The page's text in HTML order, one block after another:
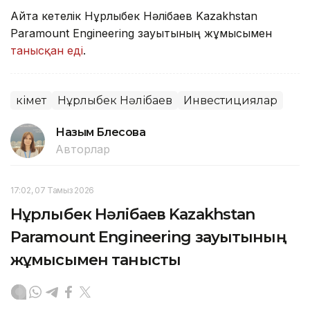
Айта кетелік Нұрлыбек Нәлібаев Kazakhstan
Paramount Engineering зауытының жұмысымен
танысқан еді.
Үкімет Нұрлыбек Нәлібаев Инвестициялар
Назым Бөлесова
Авторлар
17:02, 07 Тамыз 2026
Нұрлыбек Нәлібаев Kazakhstan
Paramount Engineering зауытының
жұмысымен танысты